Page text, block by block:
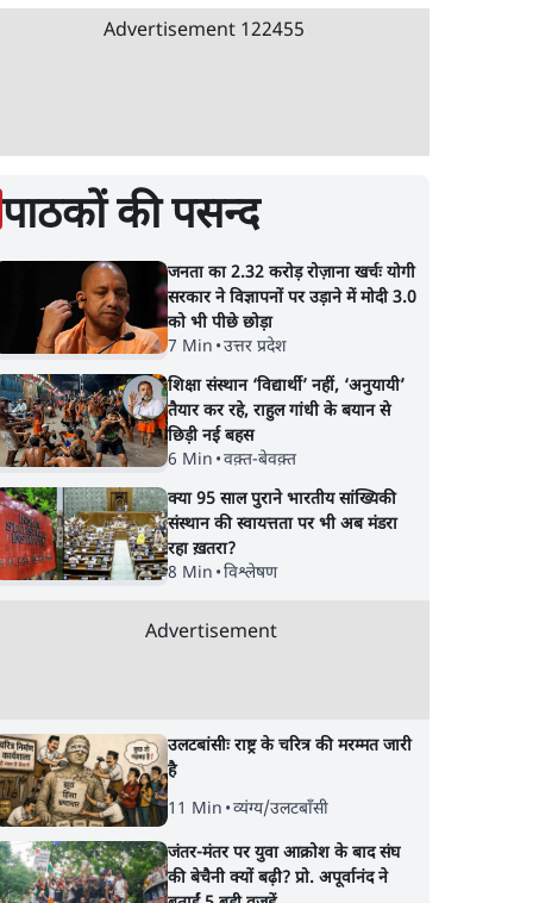
Advertisement 122455
पाठकों की पसन्द
जनता का 2.32 करोड़ रोज़ाना खर्चः योगी
सरकार ने विज्ञापनों पर उड़ाने में मोदी 3.0
को भी पीछे छोड़ा
7 Min •उत्तर प्रदेश
शिक्षा संस्थान ‘विद्यार्थी’ नहीं, ‘अनुयायी’
तैयार कर रहे, राहुल गांधी के बयान से
छिड़ी नई बहस
6 Min •वक़्त-बेवक़्त
क्या 95 साल पुराने भारतीय सांख्यिकी
संस्थान की स्वायत्तता पर भी अब मंडरा
रहा ख़तरा?
8 Min •विश्लेषण
Advertisement
उलटबांसीः राष्ट्र के चरित्र की मरम्मत जारी
है
11 Min •व्यंग्य/उलटबाँसी
जंतर-मंतर पर युवा आक्रोश के बाद संघ
की बेचैनी क्यों बढ़ी? प्रो. अपूर्वानंद ने